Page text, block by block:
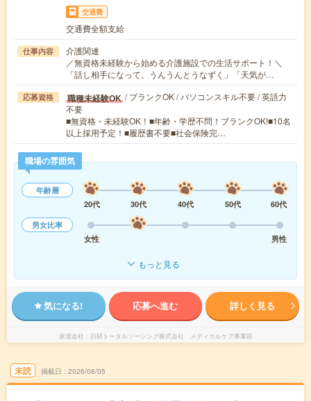
交通費
交通費全額支給
仕事内容
介護関連
／無資格未経験から始める介護施設での生活サポート！＼
「話し相手になって、うんうんとうなずく」「天気が…
応募資格 職種未経験OK / ブランクOK / パソコンスキル不要 / 英語力
不要
■無資格・未経験OK！■年齢・学歴不問！ブランクOK!■10名
以上採用予定！■履歴書不要■社会保険完…
職場の雰囲気
年齢層
20代
30代 40代 50代
60代
男女比率
女性
男性
もっと見る
気になる! 応募へ進む 詳しく見る
派遣会社 日研トータルソーシング株式会社 メディカルケア事業部
未読 掲載日 2026/08/05